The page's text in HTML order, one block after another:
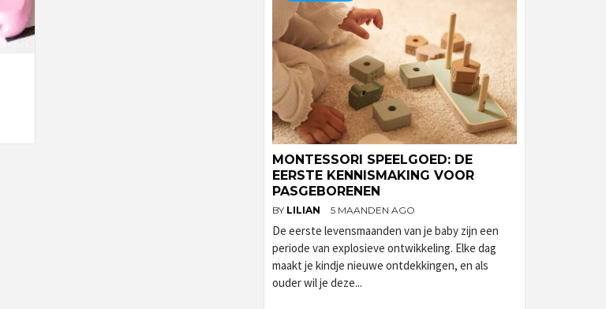
MONTESSORI SPEELGOED: DE
EERSTE KENNISMAKING VOOR
PASGEBORENEN
BY LILIAN 5 MAANDEN AGO
De eerste levensmaanden van je baby zijn een
periode van explosieve ontwikkeling. Elke dag
maakt je kindje nieuwe ontdekkingen, en als
ouder wil je deze...